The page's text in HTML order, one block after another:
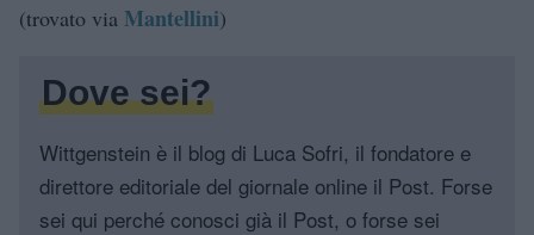
(trovato via Mantellini)
Dove sei?
Wittgenstein è il blog di Luca Sofri, il fondatore e
direttore editoriale del giornale online il Post. Forse
sei qui perché conosci già il Post, o forse sei